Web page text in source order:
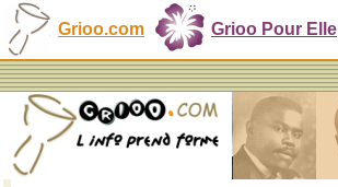
Grioo.com Grioo Pour Elle